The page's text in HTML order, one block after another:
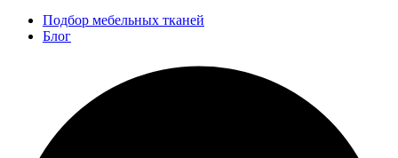
Подбор мебельных тканей
Блог